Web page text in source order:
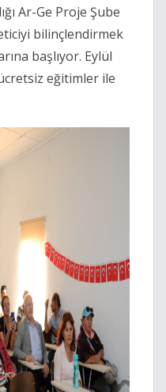
Ar-Ge Proje Şube
bilinçlendirmek
başlıyor. Eylül
eğitimler ile